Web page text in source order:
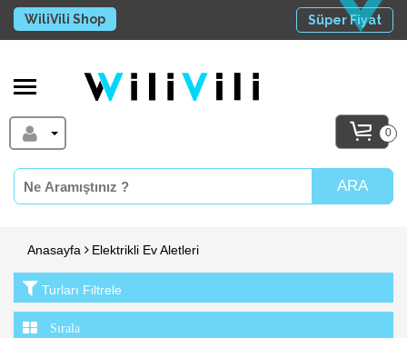
WiliVili Shop Süper Fiyat
0
ARA
Anasayfa Elektrikli Ev Aletleri
Turları Filtrele